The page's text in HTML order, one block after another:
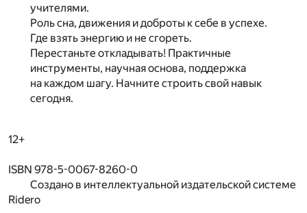
учителями.
Роль сна, движения и доброты к себе в успехе.
Где взять энергию и не сгореть.
Перестаньте откладывать! Практичные
инструменты, научная основа, поддержка
на каждом шагу. Начните строить свой навык
сегодня.
12+
ISBN 978-5-0067-8260-0
Создано в интеллектуальной издательской системе
Ridero